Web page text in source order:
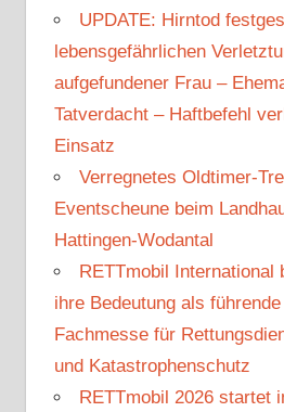
UPDATE: Hirntod
lebensgefährlichen
aufgefundener Frau –
Tatverdacht – Haftbefehl
Einsatz
Verregnetes Oldtimer-
Eventscheune beim
Hattingen-Wodantal
RETTmobil International
ihre Bedeutung als
Fachmesse für
und Katastrophenschutz
RETTmobil 2026 startet